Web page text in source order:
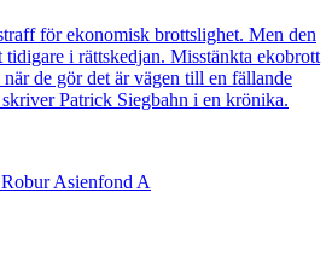
för ekonomisk brottslighet. Men den
tidigare i rättskedjan. Misstänkta ekobrott
de gör det är vägen till en fällande
Patrick Siegbahn i en krönika.
Asienfond A